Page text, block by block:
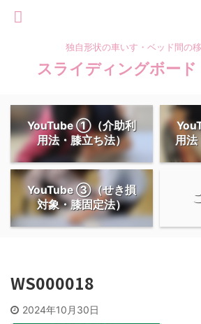
独自形状の車いす・ベッド間の
スライディングボード
YouTube ①（介助利
用法・膝立ち法）
用法
YouTube ③（せき損
対象・膝固定法）
WS000018
2024年10月30日